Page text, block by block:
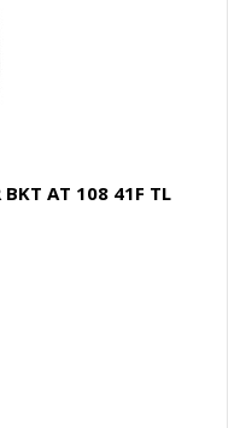
AT 108 41F TL